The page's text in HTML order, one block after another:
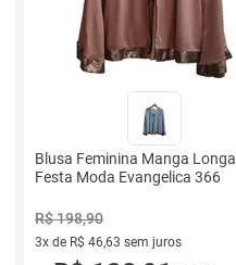
Blusa Feminina Manga Longa
Festa Moda Evangelica 366
R$ 198,90
3x de R$ 46,63 sem juros